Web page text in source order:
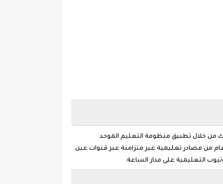
من خلال تطبيق منظومة التعليم الموحد
من مصادر تعليمية غير متزامنة عبر قنوات عين